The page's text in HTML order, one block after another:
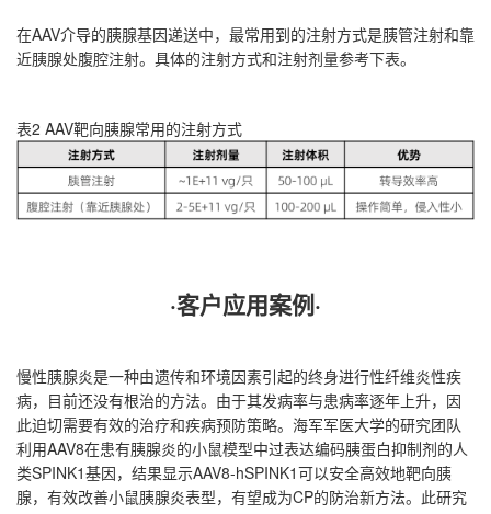
在AAV介导的胰腺基因递送中，最常用到的注射方式是胰管注射和靠
近胰腺处腹腔注射。具体的注射方式和注射剂量参考下表。
表2 AAV靶向胰腺常用的注射方式
·客户应用案例·
慢性胰腺炎是一种由遗传和环境因素引起的终身进行性纤维炎性疾
病，目前还没有根治的方法。由于其发病率与患病率逐年上升，因
此迫切需要有效的治疗和疾病预防策略。海军军医大学的研究团队
利用AAV8在患有胰腺炎的小鼠模型中过表达编码胰蛋白抑制剂的人
类SPINK1基因，结果显示AAV8-hSPINK1可以安全高效地靶向胰
腺，有效改善小鼠胰腺炎表型，有望成为CP的防治新方法。此研究